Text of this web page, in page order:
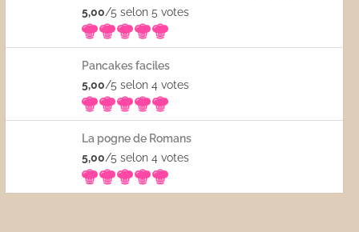
5,00/5 selon 5votes
Pancakes faciles
5,00/5 selon 4votes
La pogne de Romans
5,00/5 selon 4votes